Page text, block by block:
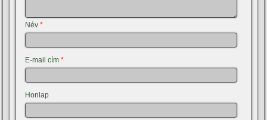
Név*
E-mail cím*
Honlap